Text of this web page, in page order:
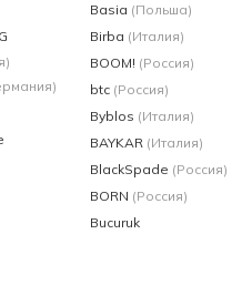
Basia (Польша)
Birba (Италия)
BOOM! (Россия)
btc (Россия)
Byblos (Италия)
BAYKAR (Италия)
BlackSpade (Россия)
BORN (Россия)
Bucuruk